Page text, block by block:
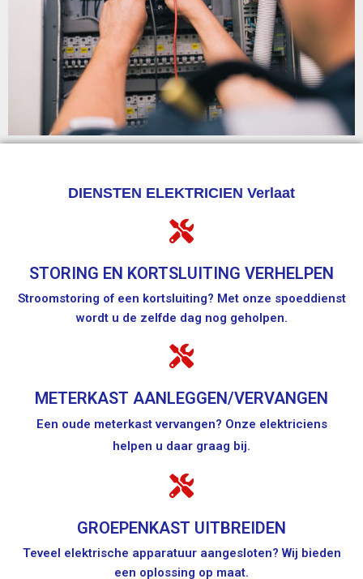
DIENSTEN ELEKTRICIEN Verlaat
STORING EN KORTSLUITING VERHELPEN
Stroomstoring of een kortsluiting? Met onze spoeddienst
wordt u de zelfde dag nog geholpen.
METERKAST AANLEGGEN/VERVANGEN
Een oude meterkast vervangen? Onze elektriciens
helpen u daar graag bij.
GROEPENKAST UITBREIDEN
Teveel elektrische apparatuur aangesloten? Wij bieden
een oplossing op maat.